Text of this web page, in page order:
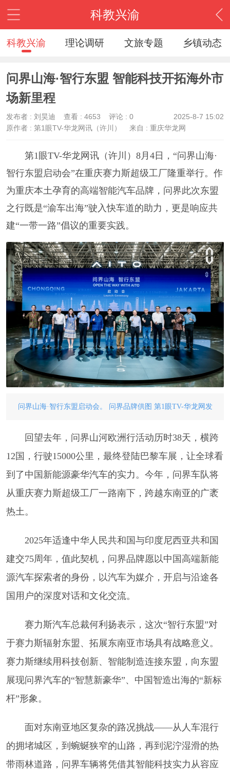
科教兴渝
科教兴渝 理论调研 文旅专题 乡镇动态
问界山海·智行东盟 智能科技开拓海外市
场新里程
2025-8-7 15:02
发布者 : 刘昊迪 查看 : 4653
评论 : 0
原作者 : 第1眼TV-华龙网讯（许川）
来自 : 重庆华龙网
第1眼TV-华龙网讯（许川）8月4日，“问界山海·
智行东盟启动会”在重庆赛力斯超级工厂隆重举行。作
为重庆本土孕育的高端智能汽车品牌，问界此次东盟
之行既是“渝车出海”驶入快车道的助力，更是响应共
建“一带一路”倡议的重要实践。
问界山海·智行东盟启动会。 问界品牌供图 第1眼TV-华龙网发
回望去年，问界山河欧洲行活动历时38天，横跨
12国，行驶15000公里，最终登陆巴黎车展，让全球看
到了中国新能源豪华汽车的实力。今年，问界车队将
从重庆赛力斯超级工厂一路南下，跨越东南亚的广袤
热土。
2025年适逢中华人民共和国与印度尼西亚共和国
建交75周年，值此契机，问界品牌愿以中国高端新能
源汽车探索者的身份，以汽车为媒介，开启与沿途各
国用户的深度对话和文化交流。
赛力斯汽车总裁何利扬表示，这次“智行东盟”对
于赛力斯辐射东盟、拓展东南亚市场具有战略意义。
赛力斯继续用科技创新、智能制造连接东盟，向东盟
展现问界汽车的“智慧新豪华”、中国智造出海的“新标
杆”形象。
面对东南亚地区复杂的路况挑战——从人车混行
的拥堵城区，到蜿蜒狭窄的山路，再到泥泞湿滑的热
带雨林道路，问界车辆将凭借其智能科技实力从容应